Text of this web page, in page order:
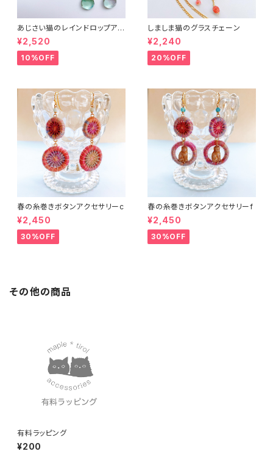
あじさい猫のレインドロップアク
セサリー２
¥2,520
10%OFF
しましま猫のグラスチェーン
¥2,240
20%OFF
春の糸巻きボタンアクセサリーc
¥2,450
30%OFF
春の糸巻きボタンアクセサリーf
¥2,450
30%OFF
その他の商品
有料ラッピング
¥200